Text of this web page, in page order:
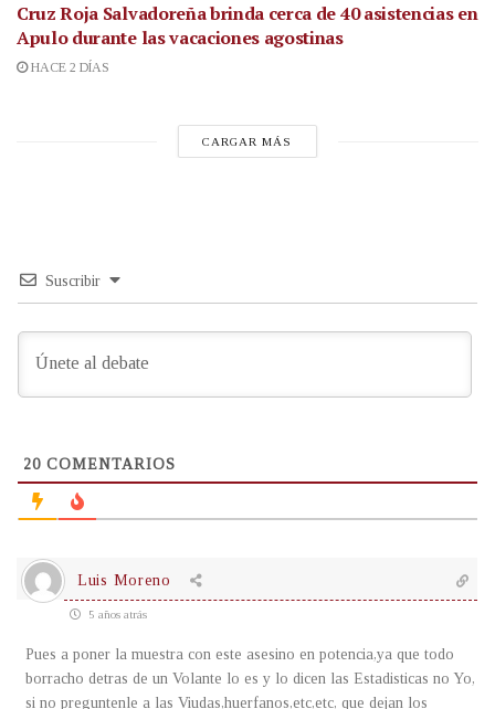
Cruz Roja Salvadoreña brinda cerca de 40 asistencias en
Apulo durante las vacaciones agostinas
HACE 2 DÍAS
CARGAR MÁS
Suscribir
20 COMENTARIOS
Luis Moreno
5 años atrás
Pues a poner la muestra con este asesino en potencia,ya que todo
borracho detras de un Volante lo es y lo dicen las Estadisticas no Yo,
si no preguntenle a las Viudas,huerfanos,etc,etc, que dejan los